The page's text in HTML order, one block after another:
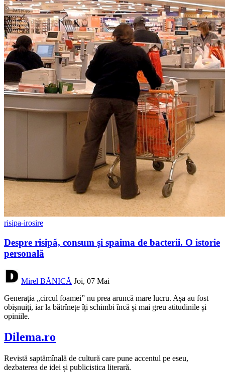
risipa-irosire
Despre risipă, consum şi spaima de bacterii. O istorie
personală
Mirel BĂNICĂ Joi, 07 Mai
Generația „circul foamei” nu prea aruncă mare lucru. Așa au fost
obișnuiți, iar la bătrînețe îți schimbi încă și mai greu atitudinile și
opiniile.
Dilema.ro
Revistă saptămînală de cultură care pune accentul pe eseu,
dezbaterea de idei și publicistica literară.